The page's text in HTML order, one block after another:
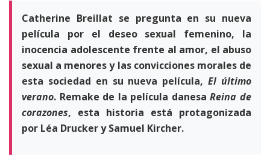
Catherine Breillat se pregunta en su nueva
película por el deseo sexual femenino, la
inocencia adolescente frente al amor, el abuso
sexual a menores y las convicciones morales de
esta sociedad en su nueva película,El último
verano. Remake de la película danesaReina de
corazones, esta historia está protagonizada
por Léa Drucker y Samuel Kircher.